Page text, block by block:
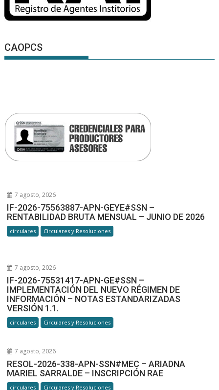
CAOPCS
7 agosto, 2026
IF-2026-75563887-APN-GEYE#SSN –
RENTABILIDAD BRUTA MENSUAL – JUNIO DE 2026
circulares Circulares y Resoluciones
7 agosto, 2026
IF-2026-75531417-APN-GE#SSN –
IMPLEMENTACIÓN DEL NUEVO RÉGIMEN DE
INFORMACIÓN – NOTAS ESTANDARIZADAS
VERSIÓN 1.1.
circulares Circulares y Resoluciones
7 agosto, 2026
RESOL-2026-338-APN-SSN#MEC – ARIADNA
MARIEL SARRALDE – INSCRIPCIÓN RAE
circulares Circulares y Resoluciones